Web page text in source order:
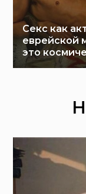
Секс как
еврейской
это